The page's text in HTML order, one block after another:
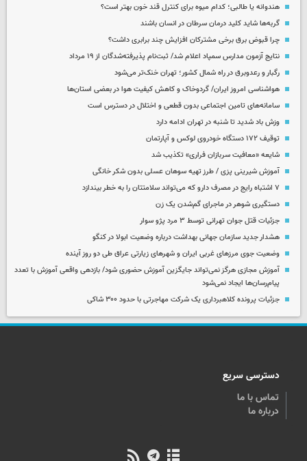
هندوانه یا طالبی؛ کدام‌ میوه برای کنترل قند خون بهتر است؟
گربه‌ها شاید کلید درمان سرطان در انسان باشند
چرا قبوض برق برخی مشترکان افزایش چند برابری داشت؟
نتایج آزمون مدارس سمپاد اعلام شد/ ثبت‌نام پذیرفته‌شدگان از ۱۹ مرداد
رگبار و رعدوبرق در راه شمال کشور؛ تهران خنک‌تر می‌شود
هواشناسی امروز ایران/ گردوخاک و کاهش کیفیت هوا در بعضی استان‌ها
سامانه‌های تامین اجتماعی بدون قطعی و اختلال در دسترس است
وزش باد شدید تا شنبه در تهران ادامه دارد
توقیف ۱۷۲ دستگاه خودروی لوکس و آپارتمان
شایعه «معافیت سربازان فراری» تکذیب شد
آموزش شیرینی پزی / طرز تهیه سوهان عسلی بدون شکر خانگی
۷ اشتباه رایج در مصرف دارو که می‌تواند سلامتتان را به خطر بیندازد
دستگیری شوهر در ماجرای گم‌شدن یک زن
جزئیات قتل جوان تهرانی توسط ۳ مرد پژو سوار
هشدار جدید سازمان جهانی بهداشت درباره وضعیت ابولا در کنگو
وضعیت جوی مرزهای غربی ایران و شهرهای زیارتی عراق طی دو روز آینده
آموزش مجازی هرگز نمی‌تواند جایگزین آموزش حضوری شود/ بازدهی واقعی آموزش با تعدد
پیام‌رسان‌ها ایجاد نمی‌شود
جزئیات پرونده کلاهبرداری یک شرکت مهاجرتی با حدود ۳۰۰ شاکی
دسترسی سریع
تماس با ما
درباره ما